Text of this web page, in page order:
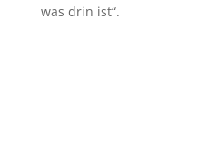
was drin ist“.